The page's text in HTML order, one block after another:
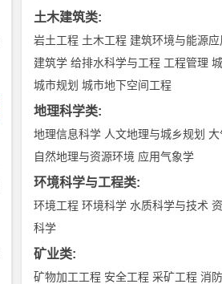
土木建筑类:
岩土工程 土木工程 建筑环境与能源
建筑学 给排水科学与工程 工程管理
城市规划 城市地下空间工程
地理科学类:
地理信息科学 人文地理与城乡规划 大
自然地理与资源环境 应用气象学
环境科学与工程类:
环境工程 环境科学 水质科学与技术
科学
矿业类:
矿物加工工程 安全工程 采矿工程 消